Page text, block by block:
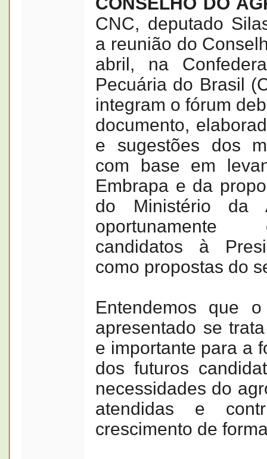
CNC, deputado
a reunião do
abril, na
Pecuária do Brasil
integram o fórum
documento,
e sugestões dos
com base em
Embrapa e da
do Ministério da
oportunamente
candidatos à
como propostas do
Entendemos que
apresentado se
e importante para a
dos futuros
necessidades do
atendidas e
crescimento de